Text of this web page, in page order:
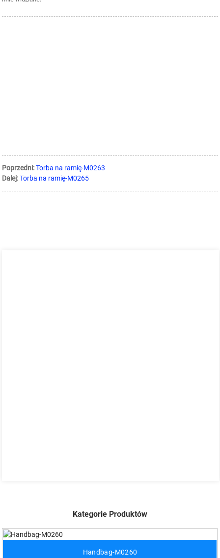
Poprzedni:Torba na ramię-M0263
Dalej:Torba na ramię-M0265
Kategorie Produktów
Handbag-M0260